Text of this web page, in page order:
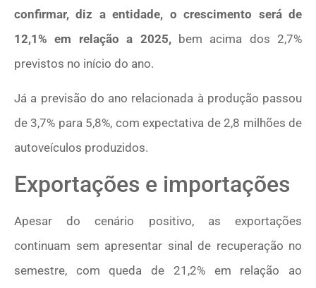
confirmar, diz a entidade, o crescimento será de
12,1% em relação a 2025,bem acima dos 2,7%
previstos no início do ano.
Já a previsão do ano relacionada à produção passou
de 3,7% para 5,8%, com expectativa de 2,8 milhões de
autoveículos produzidos.
Exportações e importações
Apesar do cenário positivo, as exportações
continuam sem apresentar sinal de recuperação no
semestre, com queda de 21,2% em relação ao